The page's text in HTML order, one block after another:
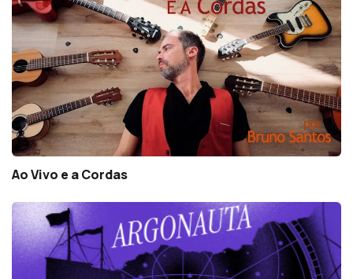
Ao Vivo e a Cordas